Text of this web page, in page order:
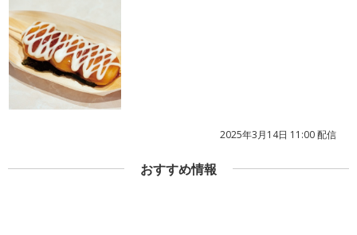
2025年3月14日 11:00 配信
おすすめ情報